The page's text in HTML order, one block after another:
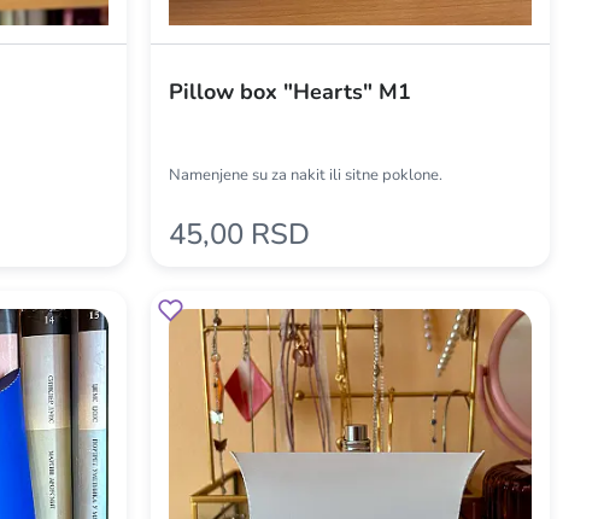
Pillow box "Hearts" M1
Namenjene su za nakit ili sitne poklone.
45,00 RSD